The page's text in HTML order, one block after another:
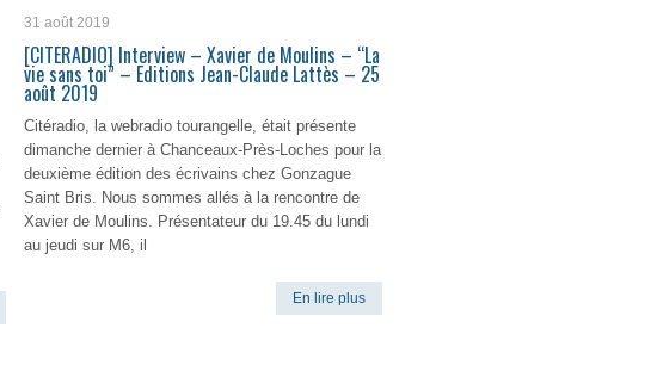
31 août 2019
[CITERADIO] Interview – Xavier de Moulins – “La
vie sans toi” – Editions Jean-Claude Lattès – 25
août 2019
Citéradio, la webradio tourangelle, était présente
dimanche dernier à Chanceaux-Près-Loches pour la
deuxième édition des écrivains chez Gonzague
Saint Bris. Nous sommes allés à la rencontre de
Xavier de Moulins. Présentateur du 19.45 du lundi
au jeudi sur M6, il
En lire plus